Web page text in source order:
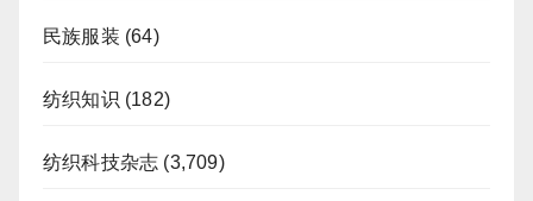
民族服装 (64)
纺织知识 (182)
纺织科技杂志 (3,709)